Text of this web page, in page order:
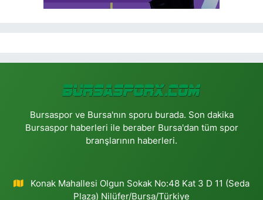
Bursaspor ve Bursa'nın sporu burada. Son dakika
Bursaspor haberleri ile beraber Bursa'dan tüm spor
branşlarının haberleri.
Konak Mahallesi Olgun Sokak No:48 Kat 3 D 11 (Seda
Plaza) Nilüfer/Bursa/Türkiye